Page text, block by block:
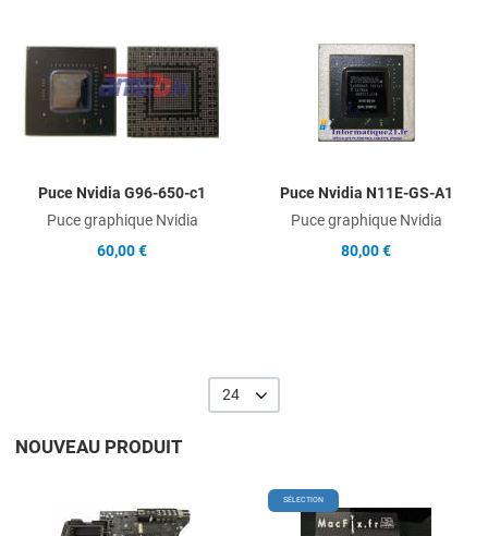
Add to Compare
Puce Nvidia G96-650-c1
Puce graphique Nvidia
60,00 €
Puce Nvidia N11E-GS-A1
Puce graphique Nvidia
80,00 €
24
NOUVEAU PRODUIT
Add to Wishlist
SÉLECTION